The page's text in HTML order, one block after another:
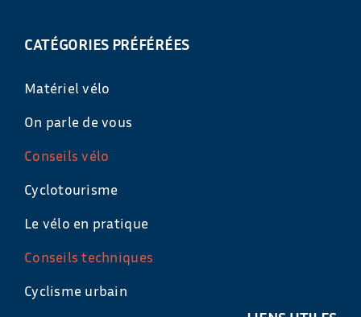
CATÉGORIES PRÉFÉRÉES
Matériel vélo
On parle de vous
Conseils vélo
Cyclotourisme
Le vélo en pratique
Conseils techniques
Cyclisme urbain